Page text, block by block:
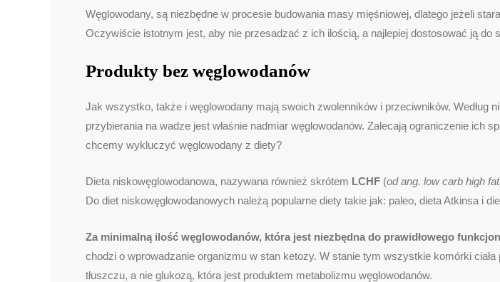
Węglowodany, są niezbędne w procesie budowania masy mięśniowej, dlatego jeżeli
Oczywiście istotnym jest, aby nie przesadzać z ich ilością, a najlepiej dostosować ją do
Produkty bez węglowodanów
Jak wszystko, także i węglowodany mają swoich zwolenników i przeciwników. Według
przybierania na wadze jest właśnie nadmiar węglowodanów. Zalecają ograniczenie
chcemy wykluczyć węglowodany z diety?
Dieta niskowęglowodanowa, nazywana również skrótem LCHF (od ang. low carb high fat
Do diet niskowęglowodanowych należą popularne diety takie jak: paleo, dieta Atkinsa i
Za minimalną ilość węglowodanów, która jest niezbędna do prawidłowego
chodzi o wprowadzanie organizmu w stan ketozy. W stanie tym wszystkie komórki
tłuszczu, a nie glukozą, która jest produktem metabolizmu węglowodanów.